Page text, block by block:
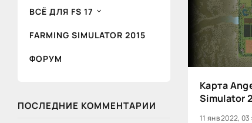
ВСЁ ДЛЯ FS 17
FARMING SIMULATOR 2015
ФОРУМ
ПОСЛЕДНИЕ КОММЕНТАРИИ
Карта
Simulator
11 янв 2022,